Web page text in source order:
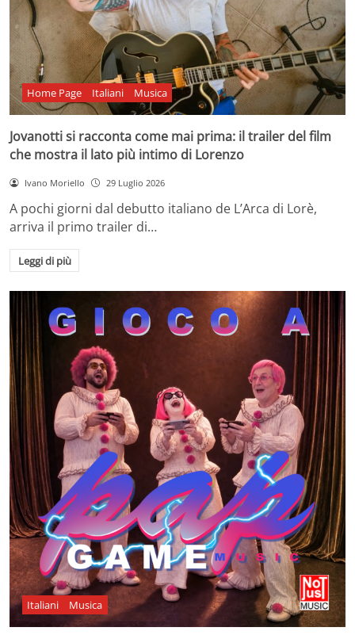
Home Page Italiani Musica
Jovanotti si racconta come mai prima: il trailer del film
che mostra il lato più intimo di Lorenzo
Ivano Moriello 29 Luglio 2026
A pochi giorni dal debutto italiano de L’Arca di Lorè,
arriva il primo trailer di…
Leggi di più
Italiani Musica